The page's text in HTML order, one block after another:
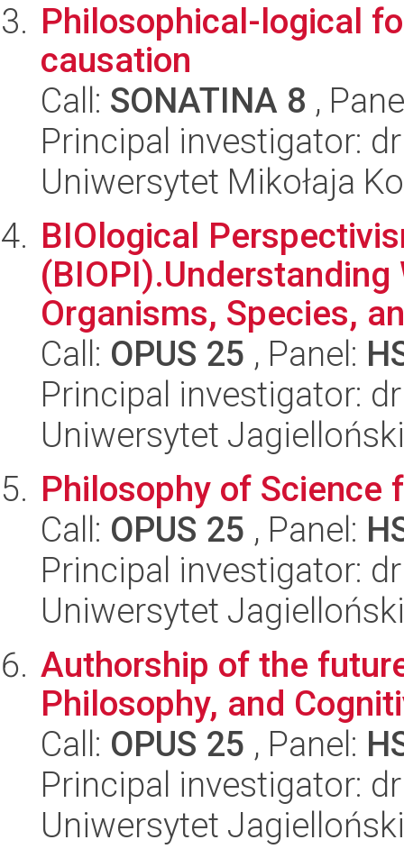
Philosophical-logical
causation
Call: SONATINA 8 ,
Principal investigator:
Uniwersytet Mikołaja
BIOlogical
Organisms, Species,
Call: OPUS 25 , Panel:
Principal investigator:
Uniwersytet
Philosophy of Science
Call: OPUS 25 , Panel:
Principal investigator:
Uniwersytet
Authorship of the
Philosophy, and
Call: OPUS 25 , Panel:
Principal investigator:
Uniwersytet